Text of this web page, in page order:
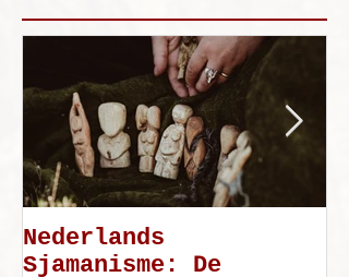
Uitgelichte berichten